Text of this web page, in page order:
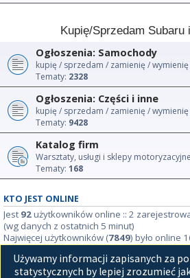
Kupię/Sprzedam
Ogłoszenia: Samochody
kupię / sprzedam / zamienię /
Tematy: 2328
Ogłoszenia: Części i inne
kupię / sprzedam / zamienię /
Tematy: 9428
Katalog firm
Warsztaty, usługi i sklepy
Tematy: 168
KTO JEST ONLINE
Jest 92użytkowników online :: 2
(wg danych z ostatnich 5 minut)
Najwięcej użytkowników (7849) było online
STATYSTYKI
Używamy informacji zapisanych za
statystycznych by lepiej zrozumieć